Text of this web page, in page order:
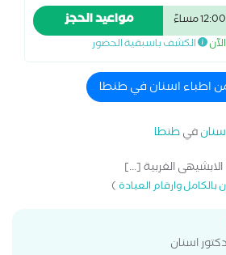
مواعيد الحجز
الكشف باسبقية الحضور
اطباء اسنان في طنطا
فيطنطا
الغربية [...]
وارقام العيادة)
اسنان